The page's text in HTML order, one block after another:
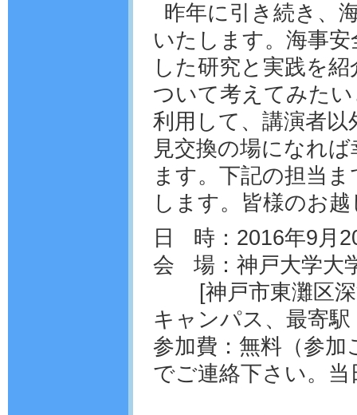
昨年に引き続き、
いたします。海事
した研究と実践を
ついて考えてみた
利用して、講演者
見交換の場になれ
ます。下記の担当
します。皆様のお
日 時：2016年9月
会 場：神戸大学大
[神戸市東灘区
キャンパス、最寄駅
参加費：無料（参
でご連絡下さい。